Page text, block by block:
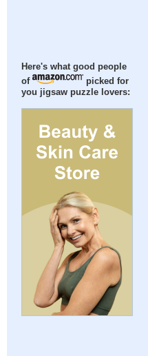
Here's what good people
of
picked for
you jigsaw puzzle lovers: